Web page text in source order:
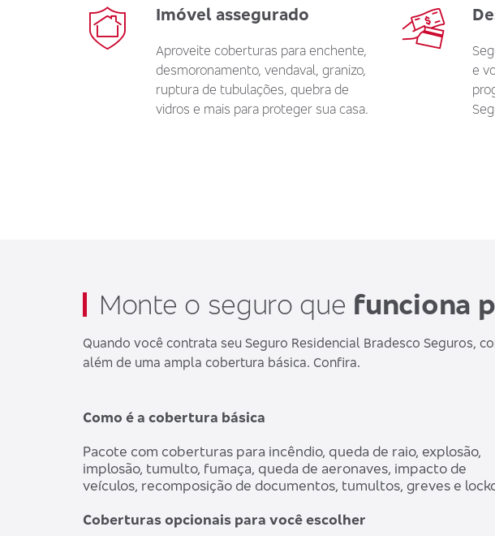
Imóvel assegurado
Aproveite coberturas para enchente,
desmoronamento, vendaval, granizo,
ruptura de tubulações, quebra de
vidros e mais para proteger sua casa.
e
Monte o seguro que funciona
Quando você contrata seu Seguro Residencial Bradesco Seguros,
além de uma ampla cobertura básica. Confira.
Como é a cobertura básica
Pacote com coberturas para incêndio, queda de raio, explosão,
implosão, tumulto, fumaça, queda de aeronaves, impacto de
veículos, recomposição de documentos, tumultos, greves e
Coberturas opcionais para você escolher